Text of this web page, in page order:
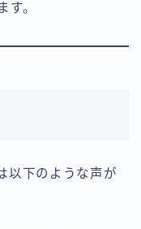
す。
以下のような声が